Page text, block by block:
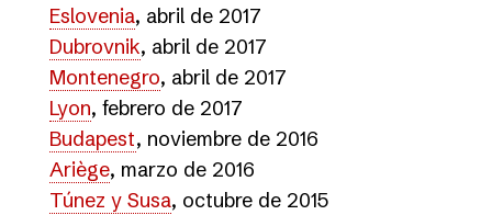
Eslovenia, abril de 2017
Dubrovnik, abril de 2017
Montenegro, abril de 2017
Lyon, febrero de 2017
Budapest, noviembre de 2016
Ariège, marzo de 2016
Túnez y Susa, octubre de 2015